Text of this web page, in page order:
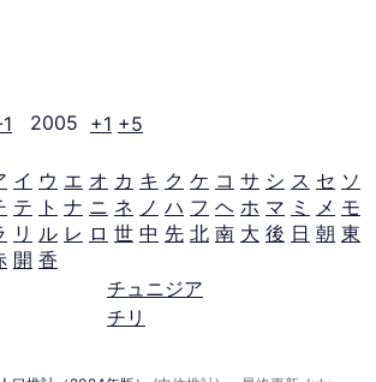
2005 +1 +5
イ ウ エ オ カ キ ク ケ コ サ シ ス セ ソ
テ ト ナ ニ ネ ノ ハ フ ヘ ホ マ ミ メ モ
リ ル レ ロ 世 中 先 北 南 大 後 日 朝 東
開 香
チュニジア
チリ